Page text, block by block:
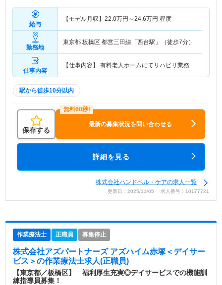
給与
【モデル月収】 22.0万円～24.6万円 程度
勤務地
東京都 板橋区 都営三田線「西台駅」（徒歩7分）
仕事内容
【仕事内容】 有料老人ホームにてリハビリ業務
駅から徒歩10分以内
保存する
最新の募集状況を問い合わせる
詳細を見る
株式会社ハンドベル・ケアの求人一覧
更新日：2025/11/05 求人番号：10177721
作業療法士 正職員 募集停止
株式会社アズパートナーズ アズハイム赤塚＜デイサー
ビス＞の作業療法士求人(正職員)
【東京都／板橋区】 福利厚生充実◎デイサービスでの機能訓
練指導員募集！